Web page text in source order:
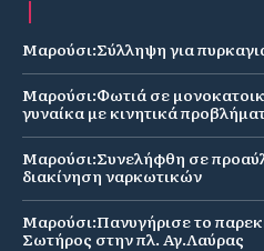
Μαρούσι:Σύλληψη για
Μαρούσι:Φωτιά σε
γυναίκα με κινητικά
Μαρούσι:Συνελήφθη σε
διακίνηση ναρκωτικών
Μαρούσι:Πανυγήρισε το
Σωτήρος στην πλ. Αγ.Λαύρας